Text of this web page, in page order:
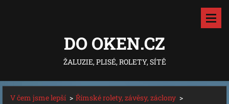
DO OKEN.CZ
ŽALUZIE, PLISÉ, ROLETY, SÍTĚ
V čem jsme lepší > Římské rolety, závěsy, záclony >